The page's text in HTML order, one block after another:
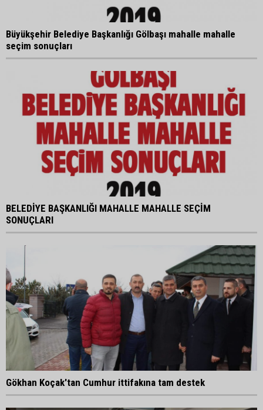
Büyükşehir Belediye Başkanlığı Gölbaşı mahalle mahalle
seçim sonuçları
BELEDİYE BAŞKANLIĞI MAHALLE MAHALLE SEÇİM
SONUÇLARI
Gökhan Koçak'tan Cumhur ittifakına tam destek